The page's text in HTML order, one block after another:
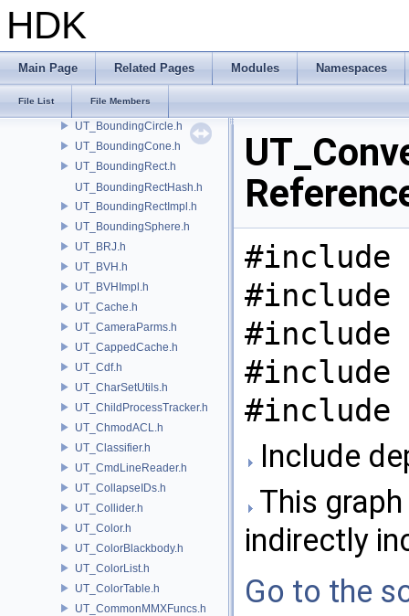
HDK
Main Page Related Pages Modules Namespaces
File List File Members
UT_BlowfishIO.h
UT_BoostAsioExt.h
UT_BoundingBox.h
UT_BoundingBoxHash.h
UT_BoundingCircle.h
UT_BoundingCone.h
UT_BoundingRect.h
UT_BoundingRectHash.h
UT_BoundingRectImpl.h
UT_BoundingSphere.h
UT_BRJ.h
UT_BVH.h
UT_BVHImpl.h
UT_Cache.h
UT_CameraParms.h
UT_CappedCache.h
UT_Cdf.h
UT_CharSetUtils.h
UT_ChildProcessTracker.h
UT_ChmodACL.h
UT_Classifier.h
UT_CmdLineReader.h
UT_CollapseIDs.h
UT_Collider.h
UT_Color.h
UT_ColorBlackbody.h
UT_ColorList.h
UT_ColorTable.h
UT_CommonMMXFuncs.h
#include
#include
#include
#include
Include
This
indirectly
Go to the